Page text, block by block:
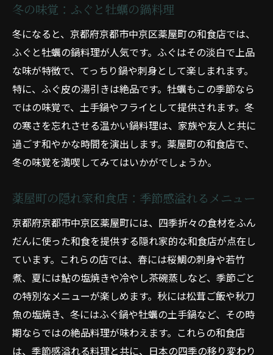
冬の味覚：ふぐと牡蠣の鍋料理
冬になると、京都府京都市中京区薬屋町の和食店では、
ふぐと牡蠣の鍋料理が人気です。ふぐはその淡白で上品
な味が特徴で、てっちり鍋や刺身として楽しまれます。
特に、ふぐ皮の湯引きは絶品です。牡蠣もこの季節なら
ではの味覚で、土手鍋やフライとして提供されます。冬
の寒さを忘れさせる温かい鍋料理は、家族や友人と共に
過ごす和やかな時間を演出します。薬屋町の和食店で、
冬の味覚を満喫してみてはいかがでしょうか。
薬屋町の隠れ家和食店：季節感溢れるメニュー
京都府京都市中京区薬屋町には、四季折々の食材をふん
だんに使った和食を提供する隠れ家的な和食店が点在し
ています。これらの店では、春には桜鯛の刺身や若竹
煮、夏には鮎の塩焼きや冷やし茶碗蒸しなど、季節ごと
の特別なメニューが楽しめます。秋には松茸ご飯や秋刀
魚の塩焼き、冬にはふぐ鍋や牡蠣の土手鍋など、その時
期ならではの絶品料理が味わえます。これらの和食店
は、季節感溢れる料理と共に、日本の四季の移り変わり